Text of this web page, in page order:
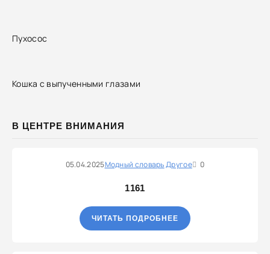
Пухосос
Кошка с выпученными глазами
В ЦЕНТРЕ ВНИМАНИЯ
05.04.2025Модный словарьДругое 0
1161
ЧИТАТЬ ПОДРОБНЕЕ